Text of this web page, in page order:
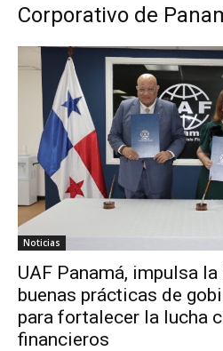
Corporativo de
Noticias
UAF Panamá, impulsa
buenas prácticas de
para fortalecer la lucha
financieros